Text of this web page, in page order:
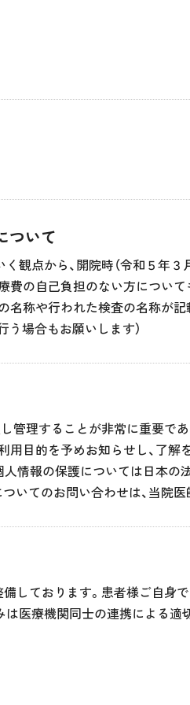
ついて
点から、開院時（令和５年
の自己負担のない方につい
名称や行われた検査の名称
場合もお願いします）
管理することが非常に重要
目的を予めお知らせし、了
情報の保護については日本
てのお問い合わせは、当院医
しております。患者様ご自
医療機関同士の連携による